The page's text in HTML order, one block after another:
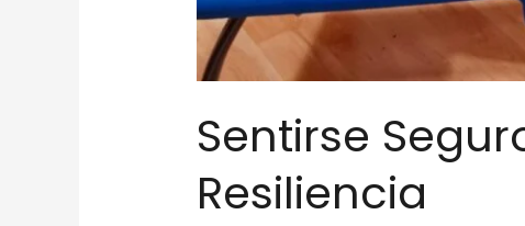
Sentirse
Resiliencia